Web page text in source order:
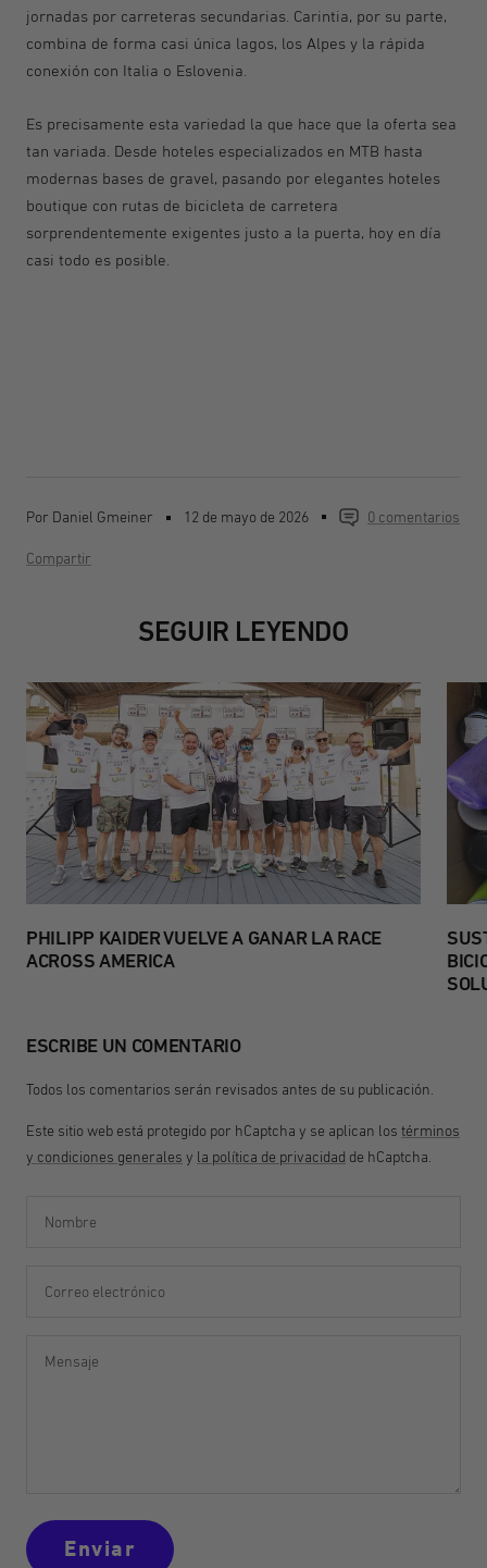
Por Daniel Gmeiner 12 de mayo de 2026 0 comentarios
Compartir
jornadas por carreteras secundarias. Carintia, por su parte,
combina de forma casi única lagos, los Alpes y la rápida
conexión con Italia o Eslovenia.
Es precisamente esta variedad la que hace que la oferta sea
tan variada. Desde hoteles especializados en MTB hasta
modernas bases de gravel, pasando por elegantes hoteles
boutique con rutas de bicicleta de carretera
sorprendentemente exigentes justo a la puerta, hoy en día
casi todo es posible.
SEGUIR LEYENDO
PHILIPP KAIDER VUELVE A GANAR LA RACE
ACROSS AMERICA
ESCRIBE UN COMENTARIO
Todos los comentarios serán revisados antes de su publicación.
Este sitio web está protegido por hCaptcha y se aplican los términos
y condiciones generales y la política de privacidad de hCaptcha.
Nombre
Correo electrónico
Mensaje
Enviar